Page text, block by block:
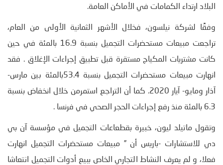
البلاد ارتداء الكمامات في الأماكن العامة.
وفقًا لشركة نيلسون، فخلال الأشهر الثمانية الأولى من العام،
تراجعت مبيعات مستحضرات التجميل بنسبة 16.9 بالمئة في حين
كانت مشتريات المكياج مستقرة قبل تطبيق إجراءات الإغلاق . فقد
انهارت مبيعات مستحضرات التجميل بنسبة 53.4بالمئة بين مارس-
آذار ومايو- آيار 2020. كما أن التراجع استمرمن خلال انخفاض بنسبة
6.3 بالمئة منذ رفع إجراءات الحجر الصحي في فرنسا .
وتقول ماتيلد ليون، خبيرة بقطعاعات التجميل في مؤسسة آن بي
دي للاستشارات -باريس أن ” مبيعات مستحضرات التجميل انهارت
فعلا، و لم يعرف النشاط التجاري الخاص ببيع أدوات التجميل انتعاشا